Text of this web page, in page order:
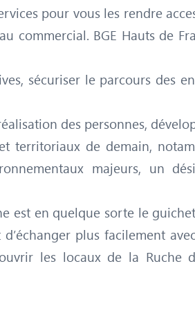
pour vous les rendre
commercial. BGE Hauts de
sécuriser le parcours des
des personnes,
territoriaux de demain,
majeurs, un
est en quelque sorte le
plus facilement
les locaux de la Ruche